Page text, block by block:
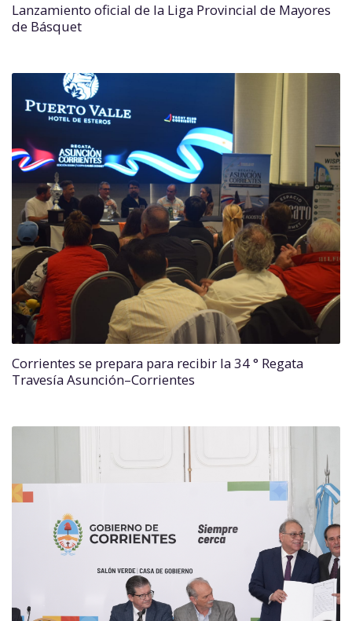
Lanzamiento oficial de la Liga Provincial de Mayores
de Básquet
Corrientes se prepara para recibir la 34 ° Regata
Travesía Asunción–Corrientes